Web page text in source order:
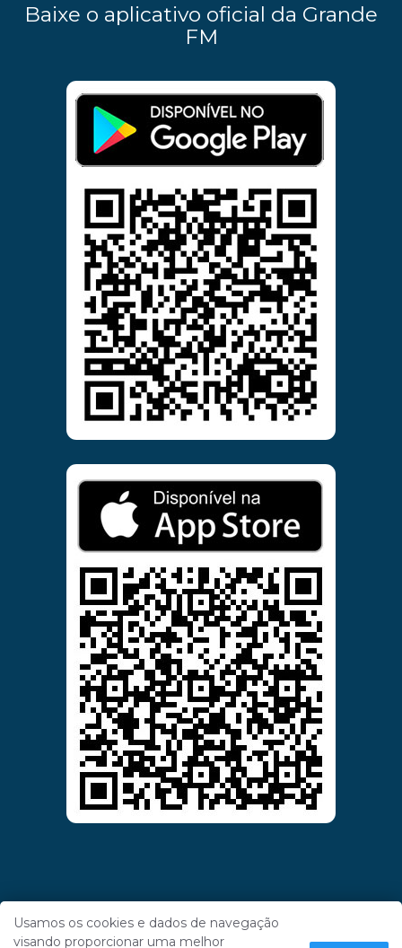
Baixe o aplicativo oficial da Grande
FM
Usamos os cookies e dados de navegação
visando proporcionar uma melhor